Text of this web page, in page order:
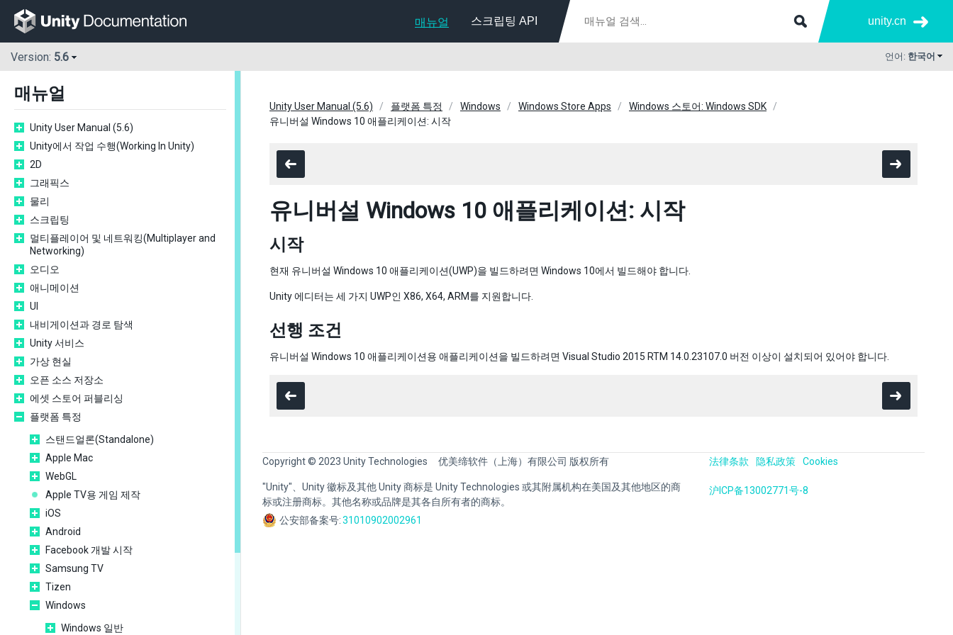
매뉴얼 스크립팅 API unity.cn
Version: 5.6 언어: 한국어
매뉴얼
Unity User Manual (5.6)
Unity에서 작업 수행(Working In Unity)
2D
그래픽스
물리
스크립팅
멀티플레이어 및 네트워킹(Multiplayer and
Networking)
오디오
애니메이션
UI
내비게이션과 경로 탐색
Unity 서비스
가상 현실
오픈 소스 저장소
에셋 스토어 퍼블리싱
플랫폼 특정
스탠드얼론(Standalone)
Apple Mac
WebGL
Apple TV용 게임 제작
iOS
Android
Facebook 개발 시작
Samsung TV
Tizen
Windows
Windows 일반
Unity User Manual (5.6) 플랫폼 특정 Windows Windows Store Apps
Windows 스토어: Windows SDK
유니버설 Windows 10 애플리케이션: 시작
유니버설 Windows 10 애플리케이션: 시작
시작
현재 유니버설 Windows 10 애플리케이션(UWP)을 빌드하려면 Windows 10에서 빌드해야 합니다.
Unity 에디터는 세 가지 UWP인 X86, X64, ARM를 지원합니다.
선행 조건
유니버설 Windows 10 애플리케이션용 애플리케이션을 빌드하려면 Visual Studio 2015 RTM 14.0.23107.0 버전 이상이 설치되어 있어야 합니다.
Copyright © 2023 Unity Technologies 优美缔软件（上海）有限公司 版权所有
"Unity"、Unity 徽标及其他 Unity 商标是 Unity Technologies 或其附属机构在美国及其他地区的商
标或注册商标。其他名称或品牌是其各自所有者的商标。
公安部备案号:31010902002961
法律条款 隐私政策 Cookies
沪ICP备13002771号-8